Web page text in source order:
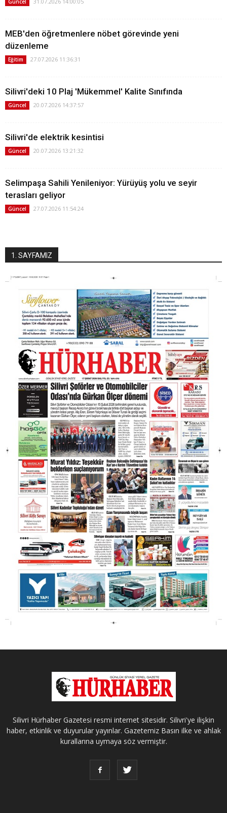
MEB'den öğretmenlere nöbet görevinde yeni
düzenleme
Eğitim 27.07.2026 11:36:31
Silivri'deki 10 Plaj 'Mükemmel' Kalite Sınıfında
Güncel 20.07.2026 14:37:57
Silivri'de elektrik kesintisi
Güncel 20.07.2026 13:21:32
Selimpaşa Sahili Yenileniyor: Yürüyüş yolu ve seyir
terasları geliyor
Güncel 27.07.2026 11:54:24
1. SAYFAMIZ
Silivri Hürhaber Gazetesi resmi internet sitesidir. Silivri'ye ilişkin
haber, etkinlik ve duyurular yayınlar. Gazetemiz Basın ilke ve ahlak
kurallarına uymaya söz vermiştir.